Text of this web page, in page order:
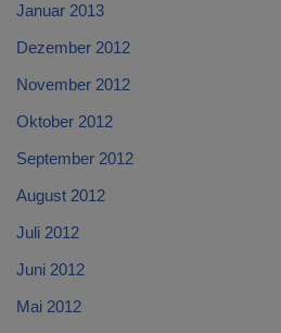
Januar 2013
Dezember 2012
November 2012
Oktober 2012
September 2012
August 2012
Juli 2012
Juni 2012
Mai 2012